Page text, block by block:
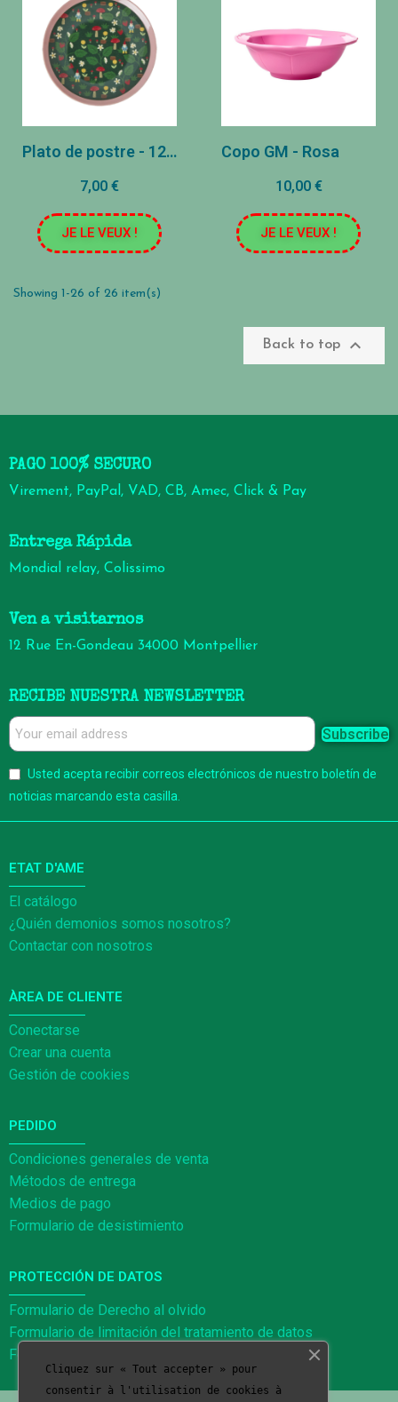
Plato de postre - 12 cm - Estampado de gnomos del bosque
7,00 €
JE LE VEUX !
Copo GM - Rosa
10,00 €
JE LE VEUX !
Showing 1-26 of 26 item(s)
Back to top 
PAGO 100% SECURO
Virement, PayPal, VAD, CB, Amec, Click & Pay
Entrega Rápida
Mondial relay, Colissimo
Ven a visitarnos
12 Rue En-Gondeau 34000 Montpellier
RECIBE NUESTRA NEWSLETTER
Subscribe
Usted acepta recibir correos electrónicos de nuestro boletín de
noticias marcando esta casilla.
El catálogo
¿Quién demonios somos nosotros?
Contactar con nosotros
ETAT D'AME
Conectarse
Crear una cuenta
Gestión de cookies
ÀREA DE CLIENTE
Condiciones generales de venta
Métodos de entrega
Medios de pago
Formulario de desistimiento
PEDIDO
Formulario de Derecho al olvido
Formulario de limitación del tratamiento de datos
Formulario de portabilidad de datos
PROTECCIÓN DE DATOS
Cliquez sur « Tout accepter » pour
consentir à l'utilisation de cookies à